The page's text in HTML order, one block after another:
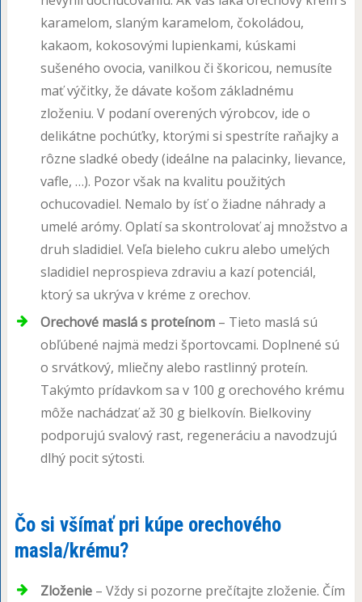
karamelom, slaným karamelom, čokoládou,
kakaom, kokosovými lupienkami, kúskami
sušeného ovocia, vanilkou či škoricou, nemusíte
mať výčitky, že dávate košom základnému
zloženiu. V podaní overených výrobcov, ide o
delikátne pochúťky, ktorými si spestríte raňajky a
rôzne sladké obedy (ideálne na palacinky, lievance,
vafle, …). Pozor však na kvalitu použitých
ochucovadiel. Nemalo by ísť o žiadne náhrady a
umelé arómy. Oplatí sa skontrolovať aj množstvo a
druh sladidiel. Veľa bieleho cukru alebo umelých
sladidiel neprospieva zdraviu a kazí potenciál,
ktorý sa ukrýva v kréme z orechov.
Orechové maslá s proteínom– Tieto maslá sú
obľúbené najmä medzi športovcami. Doplnené sú
o srvátkový, mliečny alebo rastlinný proteín.
Takýmto prídavkom sa v 100 g orechového krému
môže nachádzať až 30 g bielkovín. Bielkoviny
podporujú svalový rast, regeneráciu a navodzujú
dlhý pocit sýtosti.
Čo si všímať pri kúpe orechového
masla/krému?
Zloženie– Vždy si pozorne prečítajte zloženie. Čím